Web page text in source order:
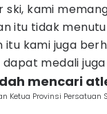
ski, kami
itu tidak
itu kami juga
medali
mencari
Ketua Provinsi Persatuan